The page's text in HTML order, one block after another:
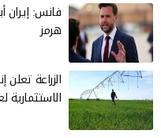
فانس: إيران
هرمز
الزراعة تعلن
الاستثمارية